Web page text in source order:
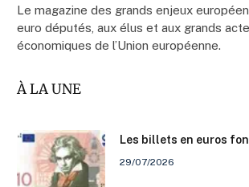
Le magazine des grands enjeux
euro députés, aux élus et aux grands
économiques de l’Union européenne.
À LA UNE
Les billets en euros
29/07/2026